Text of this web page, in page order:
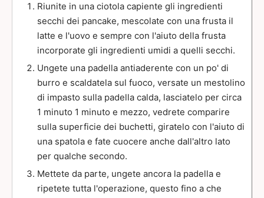
Riunite in una ciotola capiente gli ingredienti
secchi dei pancake, mescolate con una frusta il
latte e l'uovo e sempre con l'aiuto della frusta
incorporate gli ingredienti umidi a quelli secchi.
Ungete una padella antiaderente con un po' di
burro e scaldatela sul fuoco, versate un mestolino
di impasto sulla padella calda, lasciatelo per circa
1 minuto 1 minuto e mezzo, vedrete comparire
sulla superficie dei buchetti, giratelo con l'aiuto di
una spatola e fate cuocere anche dall'altro lato
per qualche secondo.
Mettete da parte, ungete ancora la padella e
ripetete tutta l'operazione, questo fino a che